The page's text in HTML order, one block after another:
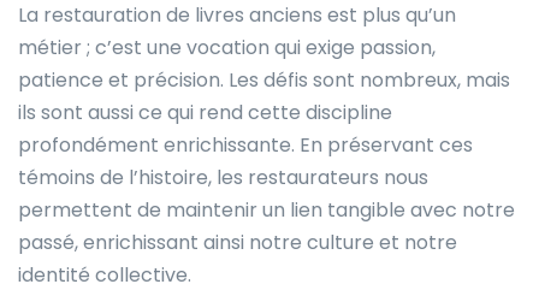
La restauration de livres anciens est plus qu’un
métier ; c’est une vocation qui exige passion,
patience et précision. Les défis sont nombreux, mais
ils sont aussi ce qui rend cette discipline
profondément enrichissante. En préservant ces
témoins de l’histoire, les restaurateurs nous
permettent de maintenir un lien tangible avec notre
passé, enrichissant ainsi notre culture et notre
identité collective.